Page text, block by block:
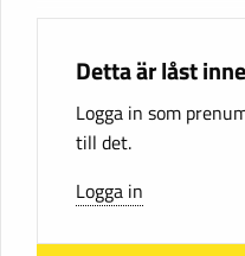
Detta är låst
Logga in som
till det.
Logga in